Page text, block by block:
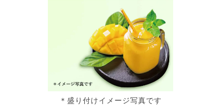
＊盛り付けイメージ写真です